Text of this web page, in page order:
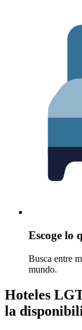
Escoge lo
Busca entre
mundo.
Hoteles
la